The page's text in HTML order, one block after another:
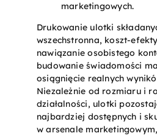
marketingowych.
Drukowanie ulotki
wszechstronna, koszt-
nawiązanie osobistego
budowanie świadomości
osiągnięcie realnych
Niezależnie od rozmiaru i
działalności, ulotki
najbardziej dostępnych i
w arsenale